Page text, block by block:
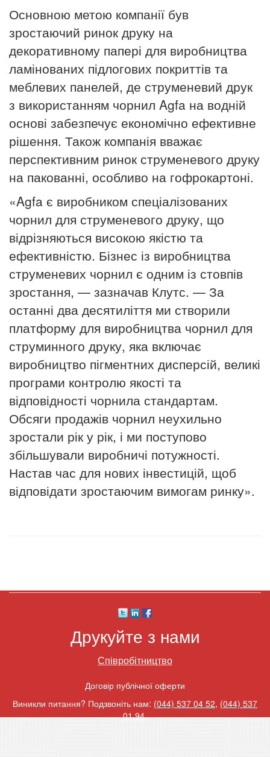
Основною метою компанії був
зростаючий ринок друку на
декоративному папері для виробництва
ламінованих підлогових покриттів та
меблевих панелей, де струменевий друк
з використанням чорнил Agfa на водній
основі забезпечує економічно ефективне
рішення. Також компанія вважає
перспективним ринок струменевого друку
на пакованні, особливо на гофрокартоні.
«Agfa є виробником спеціалізованих
чорнил для струменевого друку, що
відрізняються високою якістю та
ефективністю. Бізнес із виробництва
струменевих чорнил є одним із стовпів
зростання, — зазначав Клутс. — За
останні два десятиліття ми створили
платформу для виробництва чорнил для
струминного друку, яка включає
виробництво пігментних дисперсій, великі
програми контролю якості та
відповідності чорнила стандартам.
Обсяги продажів чорнил неухильно
зростали рік у рік, і ми поступово
збільшували виробничі потужності.
Настав час для нових інвестицій, щоб
відповідати зростаючим вимогам ринку».
Друкуйте з нами
Співробітництво
Договір публічної оферти
Виникли питання? Подзвоніть нам: (044) 537 04 52, (044) 537
01 94.